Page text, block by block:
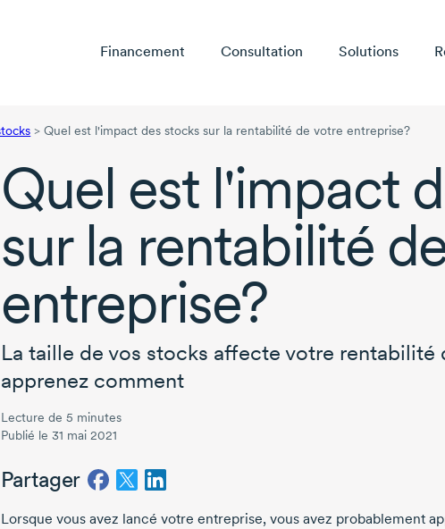
Financement Consultation Solutions
> Quel est l'impact des stocks sur la rentabilité de votre entreprise?
Quel est l'impact
sur la rentabilité
entreprise?
La taille de vos stocks affecte votre
apprenez comment
Lecture de 5 minutes
Publié le 31 mai 2021
Partager
Lorsque vous avez lancé votre entreprise, vous avez probablement